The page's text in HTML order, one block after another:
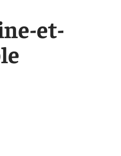
et-